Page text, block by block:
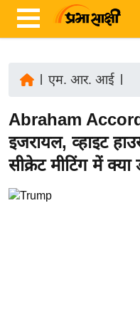
ज़ा
ख
ब
र
रा
एम. आर. आई
Abraham
इजरायल, व्हाइट
सीक्रेट मीटिंग में क्या